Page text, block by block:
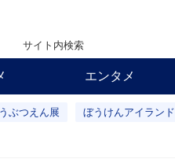
サイト内検索
エンタメ
ぶつえん展 ぼうけんアイランド